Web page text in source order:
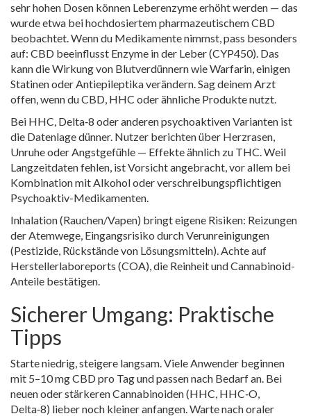
sehr hohen Dosen können Leberenzyme erhöht werden — das
wurde etwa bei hochdosiertem pharmazeutischem CBD
beobachtet. Wenn du Medikamente nimmst, pass besonders
auf: CBD beeinflusst Enzyme in der Leber (CYP450). Das
kann die Wirkung von Blutverdünnern wie Warfarin, einigen
Statinen oder Antiepileptika verändern. Sag deinem Arzt
offen, wenn du CBD, HHC oder ähnliche Produkte nutzt.
Bei HHC, Delta‑8 oder anderen psychoaktiven Varianten ist
die Datenlage dünner. Nutzer berichten über Herzrasen,
Unruhe oder Angstgefühle — Effekte ähnlich zu THC. Weil
Langzeitdaten fehlen, ist Vorsicht angebracht, vor allem bei
Kombination mit Alkohol oder verschreibungspflichtigen
Psychoaktiv-Medikamenten.
Inhalation (Rauchen/Vapen) bringt eigene Risiken: Reizungen
der Atemwege, Eingangsrisiko durch Verunreinigungen
(Pestizide, Rückstände von Lösungsmitteln). Achte auf
Herstellerlaboreports (COA), die Reinheit und Cannabinoid-
Anteile bestätigen.
Sicherer Umgang: Praktische
Tipps
Starte niedrig, steigere langsam. Viele Anwender beginnen
mit 5–10 mg CBD pro Tag und passen nach Bedarf an. Bei
neuen oder stärkeren Cannabinoiden (HHC, HHC‑O,
Delta‑8) lieber noch kleiner anfangen. Warte nach oraler